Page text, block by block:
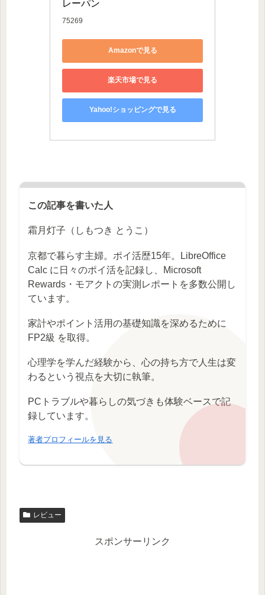
レーパン
75269
Amazonで見る
楽天市場で見る
Yahoo!ショッピングで見る
この記事を書いた人
霜月灯子（しもつき とうこ）
京都で暮らす主婦。ポイ活歴15年。LibreOffice
Calc に日々のポイ活を記録し、Microsoft
Rewards・モアクトの実測レポートを多数公開し
ています。
家計やポイント活用の基礎知識を深めるために
FP2級 を取得。
心理学を学んだ経験から、心の持ち方で人生は変
わるという視点を大切に執筆。
PCトラブルや暮らしの気づきも体験ベースで記
録しています。
著者プロフィールを見る
レビュー
スポンサーリンク